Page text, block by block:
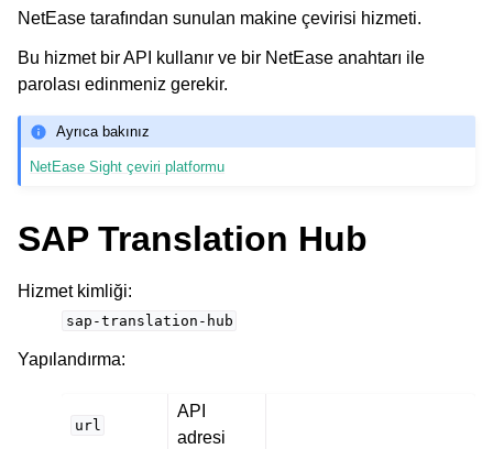
NetEase tarafından sunulan makine çevirisi hizmeti.
Bu hizmet bir API kullanır ve bir NetEase anahtarı ile
parolası edinmeniz gerekir.
Ayrıca bakınız
NetEase Sight çeviri platformu
SAP Translation Hub
Hizmet kimliği:
sap-translation-hub
Yapılandırma:
url
API
adresi